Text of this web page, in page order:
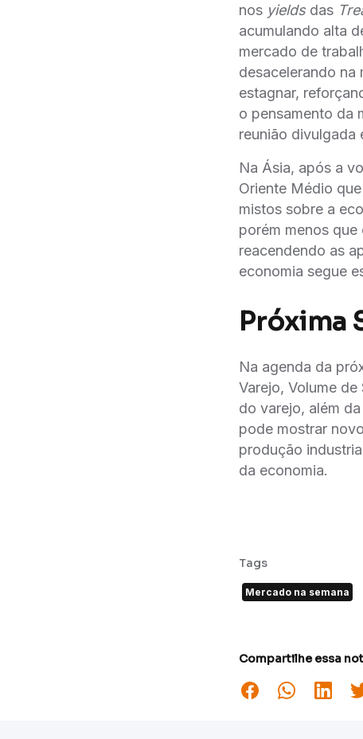
nos yields das
acumulando alta
mercado de
desacelerando na
estagnar,
o pensamento da
reunião divulgada
Na Ásia, após a
Oriente Médio
mistos sobre a
porém menos
reacendendo as
economia segue
Próxima
Na agenda da
Varejo, Volume
do varejo, além
pode mostrar
produção
da economia.
Tags
Mercado na semana
Compartilhe essa